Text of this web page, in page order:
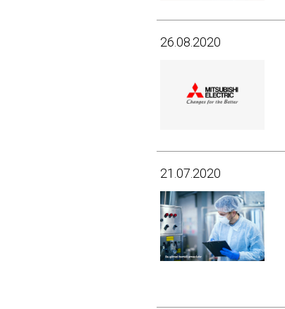
26.08.2020
21.07.2020